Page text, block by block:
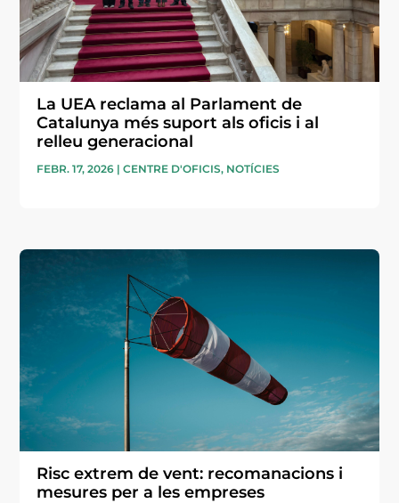
La UEA reclama al Parlament de
Catalunya més suport als oficis i al
relleu generacional
FEBR. 17, 2026 |CENTRE D'OFICIS, NOTÍCIES
Risc extrem de vent: recomanacions i
mesures per a les empreses